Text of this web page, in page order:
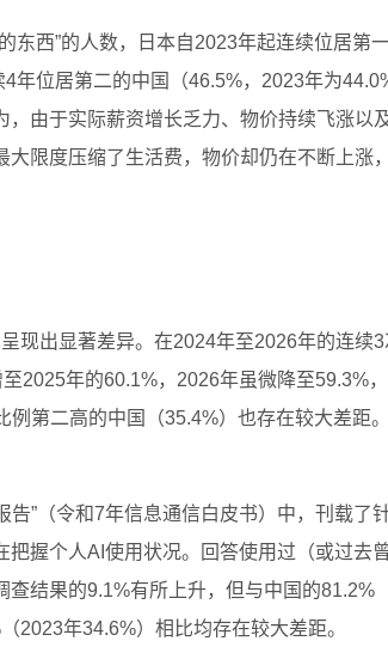
东西”的人数，日本自2023年起连续位居第
年位居第二的中国（46.5%，2023年为
由于实际薪资增长乏力、物价持续飞涨以
限度压缩了生活费，物价却仍在不断上涨
现出显著差异。在2024年至2026年的连续3
2025年的60.1%，2026年虽微降至59.3%
第二高的中国（35.4%）也存在较大差距
”（令和7年信息通信白皮书）中，刊载了
握个人AI使用状况。回答使用过（或过去
结果的9.1%有所上升，但与中国的81.2%
2023年34.6%）相比均存在较大差距。